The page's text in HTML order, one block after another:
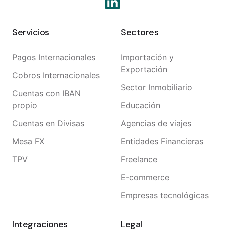
Servicios
Pagos Internacionales
Cobros Internacionales
Cuentas con IBAN
propio
Cuentas en Divisas
Mesa FX
TPV
Sectores
Importación y
Exportación
Sector Inmobiliario
Educación
Agencias de viajes
Entidades Financieras
Freelance
E-commerce
Empresas tecnológicas
Integraciones Legal